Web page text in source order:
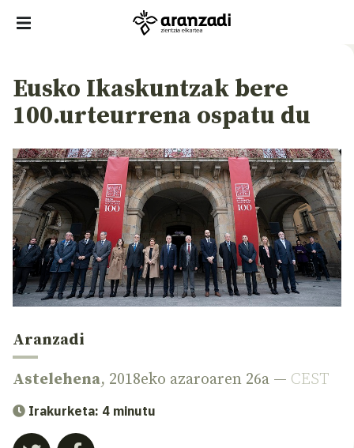
Eusko Ikaskuntzak bere
100.urteurrena ospatu du
Aranzadi
Astelehena, 2018eko azaroaren 26a — CEST
Irakurketa: 4 minutu